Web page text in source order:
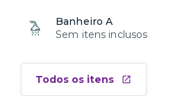
Banheiro A
Sem itens inclusos
Todos os itens